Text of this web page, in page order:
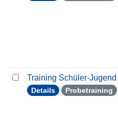
Training Schüler-Jugend
Details Probetraining